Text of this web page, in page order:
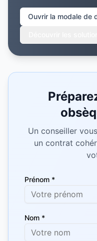
Ouvrir la modale de
Un conseiller
un contrat
Prénom *
Nom *